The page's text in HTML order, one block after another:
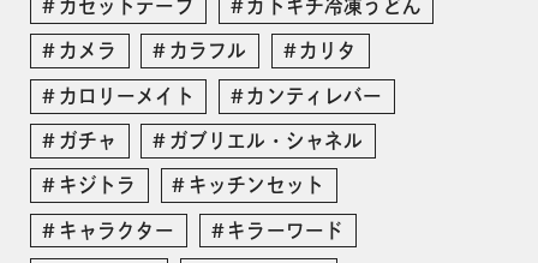
カセットテープ カトキチ冷凍うどん
カメラ カラフル カリタ
カロリーメイト カンティレバー
ガチャ ガブリエル・シャネル
キジトラ キッチンセット
キャラクター キラーワード